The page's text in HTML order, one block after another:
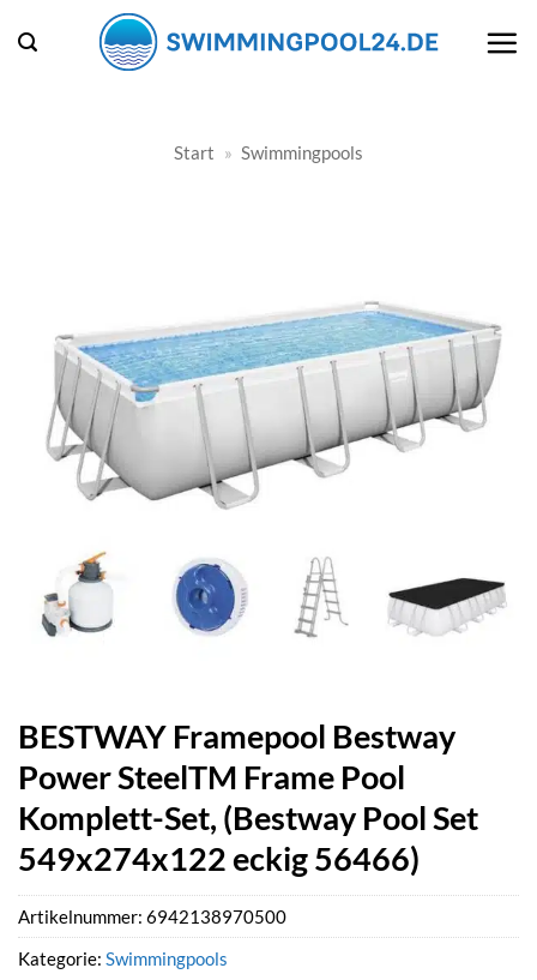
Inhalt
Start » Swimmingpools
BESTWAY Framepool Bestway
Power SteelTM Frame Pool
Komplett-Set, (Bestway Pool Set
549x274x122 eckig 56466)
Artikelnummer: 6942138970500
Kategorie: Swimmingpools